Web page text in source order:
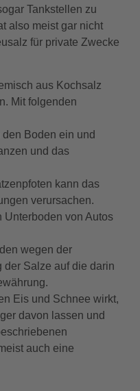
Tankstellen zu
also meist gar nicht
für private Zwecke
aus Kochsalz
Mit folgenden
Boden ein und
und das
kann das
verursachen.
Unterboden von Autos
wegen der
der Salze auf die darin
Eis und Schnee wirkt,
davon lassen und
auch eine